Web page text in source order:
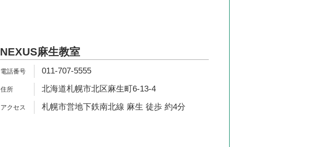
NEXUS麻生教室
011-707-5555
北海道札幌市北区麻生町6-13-4
札幌市営地下鉄南北線 麻生 徒歩 約4分